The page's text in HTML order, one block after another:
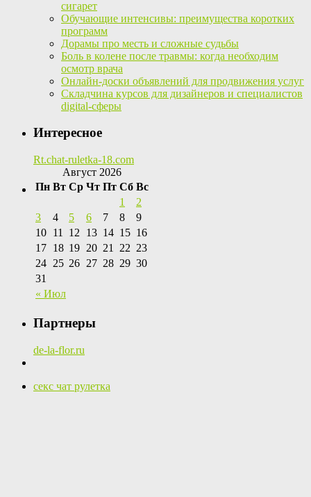
сигарет
Обучающие интенсивы: преимущества коротких
программ
Дорамы про месть и сложные судьбы
Боль в колене после травмы: когда необходим
осмотр врача
Онлайн-доски объявлений для продвижения услуг
Складчина курсов для дизайнеров и специалистов
digital-сферы
Интересное
Rt.chat-ruletka-18.com
Август 2026
Пн Вт Ср Чт Пт Сб Вс
« Июл
1
2
3
4 5 6 7 8
9
10 11 12 13 14 15 16
17 18 19 20 21 22 23
24 25 26 27 28 29 30
31
Партнеры
de-la-flor.ru
секс чат рулетка